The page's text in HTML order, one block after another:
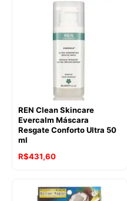
REN Clean Skincare
Evercalm Máscara
Resgate Conforto Ultra 50
ml
R$431,60